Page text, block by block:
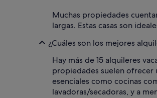
Muchas propiedades
largas. Estas casas son
¿Cuáles son los mejores
Hay más de 15 alquileres
propiedades suelen ofrecer
esenciales como cocinas
lavadoras/secadoras, y a